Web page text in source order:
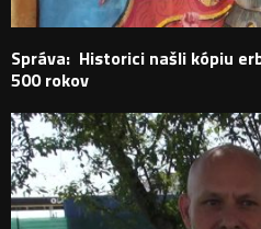
Správa: Historici našli kópiu
500 rokov